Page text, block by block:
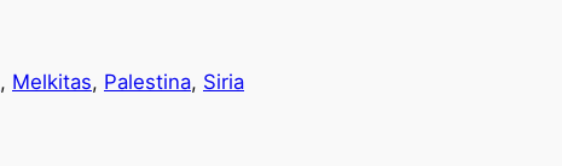
, Melkitas, Palestina, Siria